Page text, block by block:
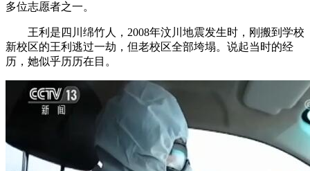
多位志愿者之一。
王利是四川绵竹人，2008年汶川地震发生时，刚搬到学校
新校区的王利逃过一劫，但老校区全部垮塌。说起当时的经
历，她似乎历历在目。